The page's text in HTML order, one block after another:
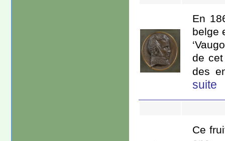
En
belge
de
des
suite
Ce